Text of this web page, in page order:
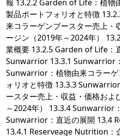
報 13.2.2 Garden of Life：植物
製品ポートフォリオと特徴
来コラーゲンブースター売上・
ージン（2019年～2024年）
業概要 13.2.5 Garden of Life：
Sunwarrior 13.3.1 Sunwarrior
Sunwarrior：植物由来コラー
ォリオと特徴 13.3.3
ースター売上・収益・価格およ
～2024年） 13.3.4 Sunwarrior
Sunwarrior：直近の展開 13.4
13.4.1 Reserveage Nutrition：